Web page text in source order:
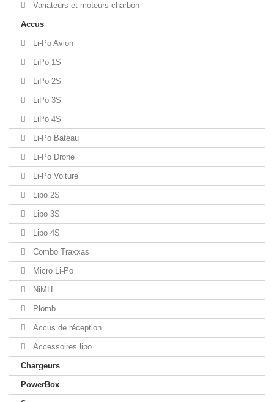
Variateurs et moteurs charbon
Accus
Li-Po Avion
LiPo 1S
LiPo 2S
LiPo 3S
LiPo 4S
Li-Po Bateau
Li-Po Drone
Li-Po Voiture
Lipo 2S
Lipo 3S
Lipo 4S
Combo Traxxas
Micro Li-Po
NiMH
Plomb
Accus de réception
Accessoires lipo
Chargeurs
PowerBox